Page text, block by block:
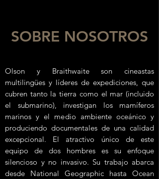
SOBRE NOSOTROS
Olson y Braithwaite son cineastas
multilingües y líderes de expediciones, que
cubren tanto la tierra como el mar (incluido
el submarino), investigan los mamíferos
marinos y el medio ambiente oceánico y
produciendo documentales de una calidad
excepcional. El atractivo único de este
equipo de dos hombres es su enfoque
silencioso y no invasivo. Su trabajo abarca
desde National Geographic hasta Ocean